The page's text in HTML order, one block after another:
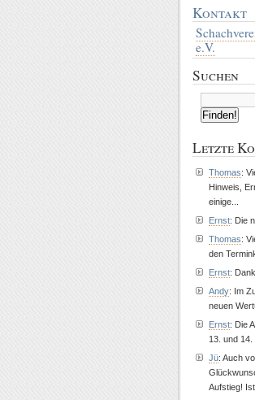
Kontakt
e.V.
Suchen
Letzte
Thomas:
Hinweis,
einige...
Ernst: Die
Thomas:
den
Ernst:
Andy: Im
neuen
Ernst: Die
13. und 14.
Jü: Auch
Aufstieg!